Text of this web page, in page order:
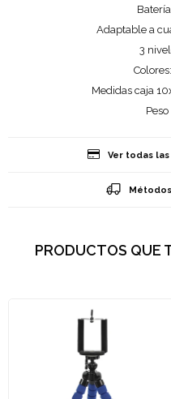
Adaptable a
3
Medidas caja
Ver todas
PRODUCTOS QUE